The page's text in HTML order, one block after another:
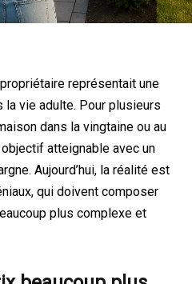
représentait une
vie adulte. Pour plusieurs
dans la vingtaine ou au
atteignable avec un
Aujourd’hui, la réalité est
qui doivent composer
plus complexe et